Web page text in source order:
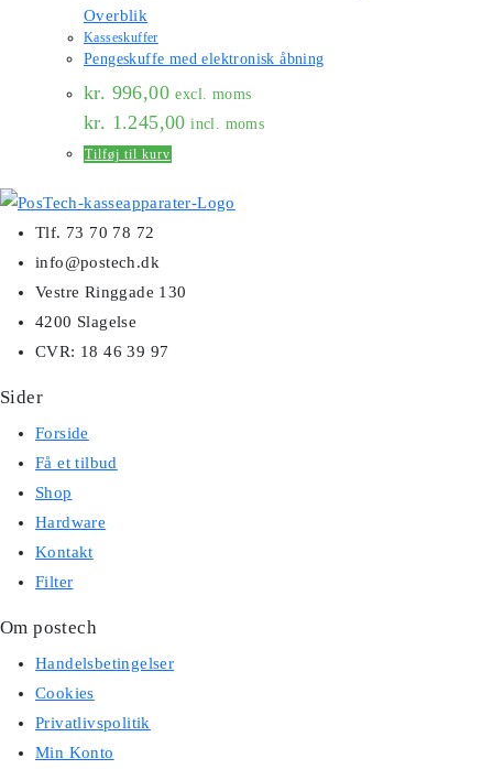
Overblik
Kasseskuffer
Pengeskuffe med elektronisk åbning
kr. 996,00 excl. moms
kr. 1.245,00 incl. moms
Tilføj til kurv
Tlf. 73 70 78 72
info@postech.dk
Vestre Ringgade 130
4200 Slagelse
CVR: 18 46 39 97
Sider
Forside
Få et tilbud
Shop
Hardware
Kontakt
Filter
Om postech
Handelsbetingelser
Cookies
Privatlivspolitik
Min Konto